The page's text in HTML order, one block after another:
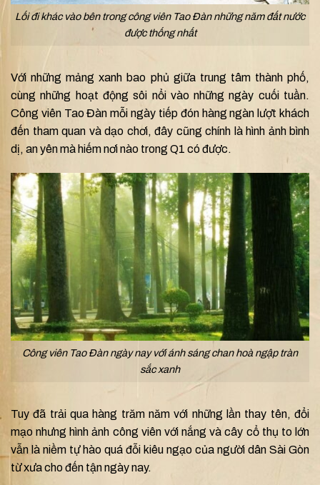
Lối đi khác vào bên trong công viên Tao Đàn những năm đất nước
được thống nhất
Với những mảng xanh bao phủ giữa trung tâm thành phố,
cùng những hoạt động sôi nổi vào những ngày cuối tuần.
Công viên Tao Đàn mỗi ngày tiếp đón hàng ngàn lượt khách
đến tham quan và dạo chơi, đây cũng chính là hình ảnh bình
dị, an yên mà hiếm nơi nào trong Q1 có được.
Công viên Tao Đàn ngày nay với ánh sáng chan hoà ngập tràn
sắc xanh
Tuy đã trải qua hàng trăm năm với những lần thay tên, đổi
mạo nhưng hình ảnh công viên với nắng và cây cổ thụ to lớn
vẫn là niềm tự hào quá đỗi kiêu ngạo của người dân Sài Gòn
từ xưa cho đến tận ngày nay.